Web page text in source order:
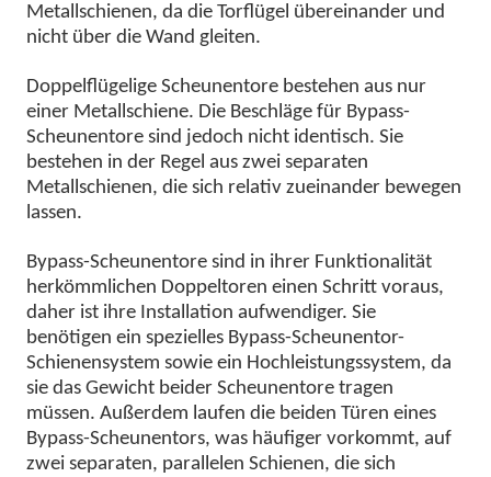
Metallschienen, da die Torflügel übereinander und
nicht über die Wand gleiten.
Doppelflügelige Scheunentore bestehen aus nur
einer Metallschiene. Die Beschläge für Bypass-
Scheunentore sind jedoch nicht identisch. Sie
bestehen in der Regel aus zwei separaten
Metallschienen, die sich relativ zueinander bewegen
lassen.
Bypass-Scheunentore sind in ihrer Funktionalität
herkömmlichen Doppeltoren einen Schritt voraus,
daher ist ihre Installation aufwendiger. Sie
benötigen ein spezielles Bypass-Scheunentor-
Schienensystem sowie ein Hochleistungssystem, da
sie das Gewicht beider Scheunentore tragen
müssen. Außerdem laufen die beiden Türen eines
Bypass-Scheunentors, was häufiger vorkommt, auf
zwei separaten, parallelen Schienen, die sich